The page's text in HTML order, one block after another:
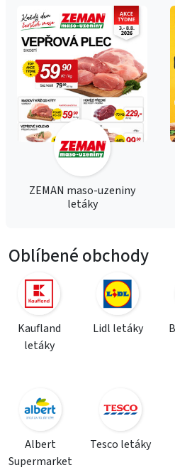
ZEMAN maso-uzeniny
letáky
Oblíbené obchody
Kaufland
letáky
Lidl letáky
Albert
Supermarket
Tesco letáky